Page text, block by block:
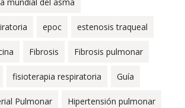
epoc estenosis traqueal
Fibrosis Fibrosis pulmonar
fisioterapia respiratoria Guía
Pulmonar Hipertensión pulmonar